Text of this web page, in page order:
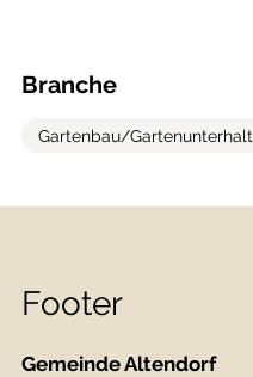
Branche
Gartenbau/Gartenunterhalt
Footer
Gemeinde Altendorf